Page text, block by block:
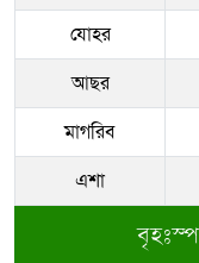
যোহর
আছর
মাগরিব
এশা